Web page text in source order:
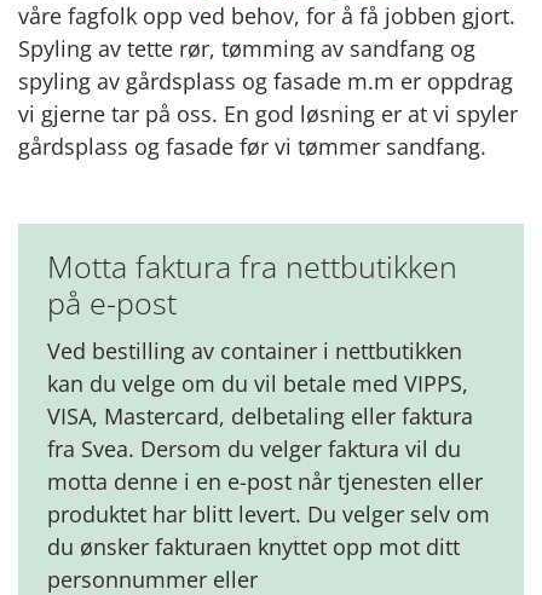
våre fagfolk opp ved behov, for å få jobben gjort.
Spyling av tette rør, tømming av sandfang og
spyling av gårdsplass og fasade m.m er oppdrag
vi gjerne tar på oss. En god løsning er at vi spyler
gårdsplass og fasade før vi tømmer sandfang.
Motta faktura fra nettbutikken
på e-post
Ved bestilling av container i nettbutikken
kan du velge om du vil betale med VIPPS,
VISA, Mastercard, delbetaling eller faktura
fra Svea. Dersom du velger faktura vil du
motta denne i en e-post når tjenesten eller
produktet har blitt levert. Du velger selv om
du ønsker fakturaen knyttet opp mot ditt
personnummer eller